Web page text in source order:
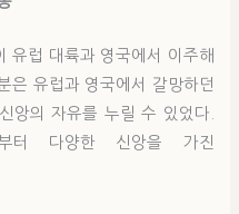
유럽 대륙과 영국에서 이주해
은 유럽과 영국에서 갈망하던
앙의 자유를 누릴 수 있었다.
터 다양한 신앙을 가진